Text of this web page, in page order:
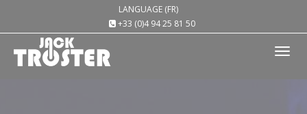
LANGUAGE (FR)
+33 (0)4 94 25 81 50